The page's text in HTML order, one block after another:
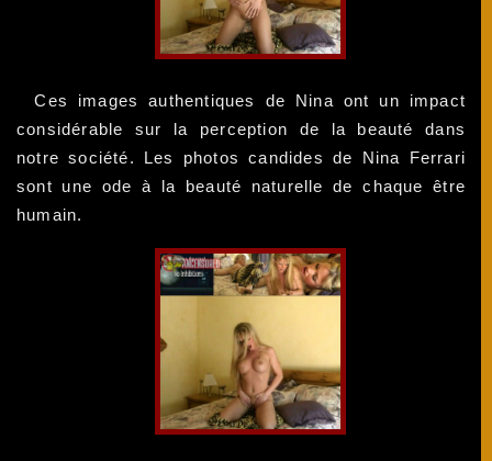
Ces images authentiques de Nina ont un impact
considérable sur la perception de la beauté dans
notre société. Les photos candides de Nina Ferrari
sont une ode à la beauté naturelle de chaque être
humain.